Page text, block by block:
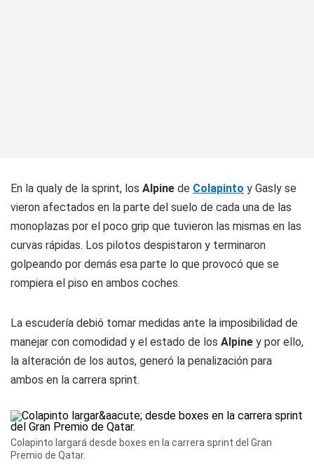
En la qualy de la sprint, los Alpine de Colapinto y Gasly se
vieron afectados en la parte del suelo de cada una de las
monoplazas por el poco grip que tuvieron las mismas en las
curvas rápidas. Los pilotos despistaron y terminaron
golpeando por demás esa parte lo que provocó que se
rompiera el piso en ambos coches.
La escudería debió tomar medidas ante la imposibilidad de
manejar con comodidad y el estado de los Alpine y por ello,
la alteración de los autos, generó la penalización para
ambos en la carrera sprint.
Colapinto largará desde boxes en la carrera sprint del Gran
Premio de Qatar.